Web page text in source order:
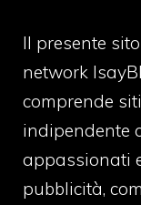
Il presente
network
comprende
indipendente
appassionati
pubblicità,